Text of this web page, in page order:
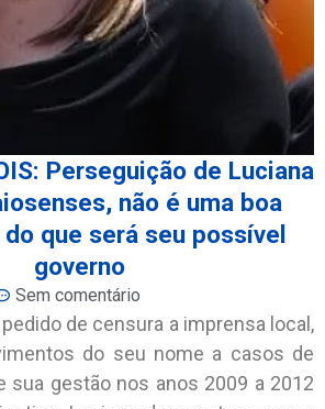
Perseguição de Luciana
não é uma boa
que será seu possível
governo
Sem comentário
de censura a imprensa local,
do seu nome a casos de
sua gestão nos anos 2009 a 2012